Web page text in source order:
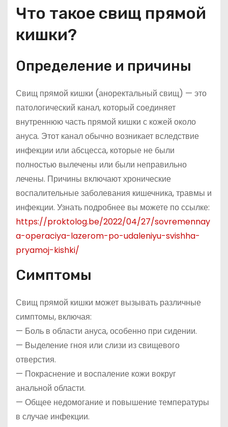
Что такое свищ прямой
кишки?
Определение и причины
Свищ прямой кишки (аноректальный свищ) — это
патологический канал, который соединяет
внутреннюю часть прямой кишки с кожей около
ануса. Этот канал обычно возникает вследствие
инфекции или абсцесса, которые не были
полностью вылечены или были неправильно
лечены. Причины включают хронические
воспалительные заболевания кишечника, травмы и
инфекции. Узнать подробнее вы можете по ссылке:
https://proktolog.be/2022/04/27/sovremennay
a-operaciya-lazerom-po-udaleniyu-svishha-
pryamoj-kishki/
Симптомы
Свищ прямой кишки может вызывать различные
симптомы, включая:
— Боль в области ануса, особенно при сидении.
— Выделение гноя или слизи из свищевого
отверстия.
— Покраснение и воспаление кожи вокруг
анальной области.
— Общее недомогание и повышение температуры
в случае инфекции.